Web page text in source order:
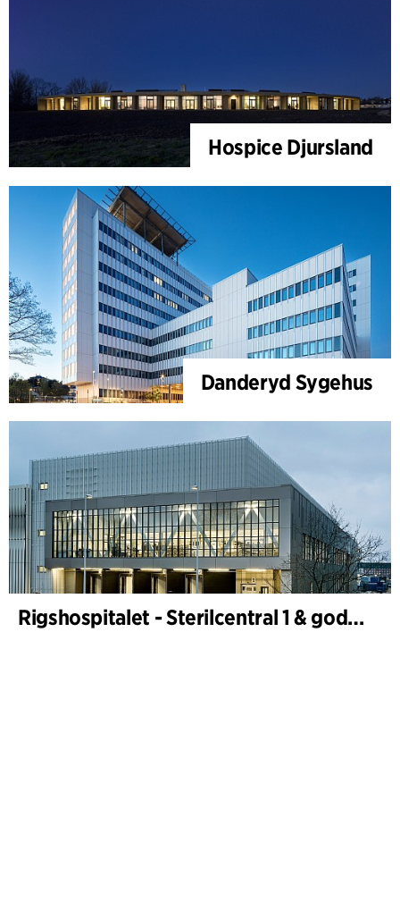
Hospice Djursland
Danderyd Sygehus
Rigshospitalet - Sterilcentral 1 & godsterminal